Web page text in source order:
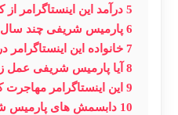
5 درآمد این اینستاگرامر
6 پارمیس شریفی چند سال
7 خانواده این
8 آیا پارمیس شریفی عمل
9 این اینستاگرامر
10 دابسمش های پارمیس